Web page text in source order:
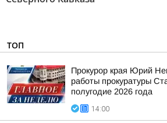
ТОП
Прокурор края Юрий
работы прокуратуры
полугодие 2026 года
14:00